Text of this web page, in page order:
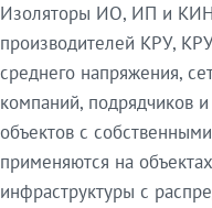
Изоляторы ИО, ИП и
производителей КРУ,
среднего напряжения,
компаний, подрядчиков
объектов с
применяются на
инфраструктуры с